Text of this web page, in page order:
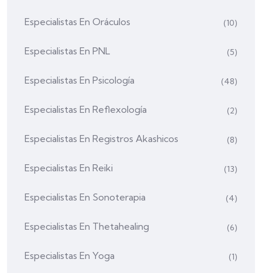
Especialistas En Oráculos (10)
Especialistas En PNL (5)
Especialistas En Psicología (48)
Especialistas En Reflexología (2)
Especialistas En Registros Akashicos (8)
Especialistas En Reiki (13)
Especialistas En Sonoterapia (4)
Especialistas En Thetahealing (6)
Especialistas En Yoga (1)